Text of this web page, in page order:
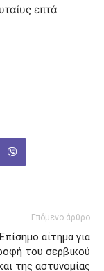
επτά
Επόμενο άρθρο
αίτημα για
του σερβικού
της αστυνομίας